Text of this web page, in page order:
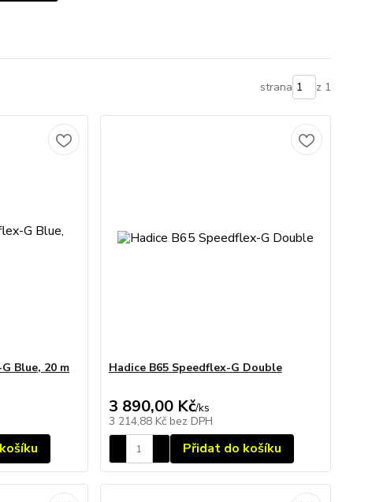
strana z 1
Blue, 20 m
Hadice B65 Speedflex-G Double
3 890,00 Kč/ks
3 214,88 Kč bez DPH
Přidat do košíku